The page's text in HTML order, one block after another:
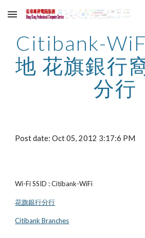
Skip to main content
Citibank-
地 花旗銀行
分行
Post date: Oct 05, 2012 3:17:6 PM
Wi-Fi SSID : Citibank-WiFi
花旗銀行分行
Citibank Branches